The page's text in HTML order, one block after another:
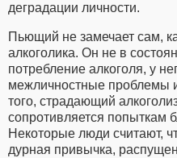
деградации личности.
Пьющий не замечает сам,
алкоголика. Он не в
потребление алкоголя, у
межличностные проблемы
того, страдающий
сопротивляется попыткам
Некоторые люди считают,
дурная привычка,